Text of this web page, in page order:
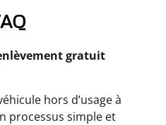
gratuit
hors d’usage à
processus simple et